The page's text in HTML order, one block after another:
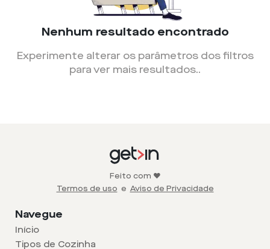
Nenhum resultado encontrado
Experimente alterar os parâmetros dos filtros
para ver mais resultados..
Feito com ❤️
Termos de uso e Aviso de Privacidade
Navegue
Início
Tipos de Cozinha